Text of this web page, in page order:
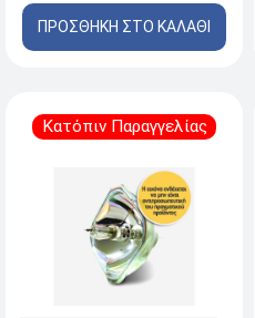
ΠΡΟΣΘΗΚΗ ΣΤΟ ΚΑΛΑΘΙ
Κατόπιν Παραγγελίας